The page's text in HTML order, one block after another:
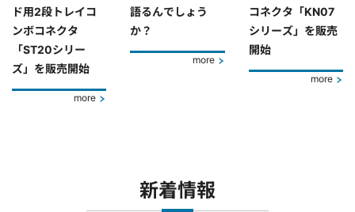
ド用2段トレイコ
ンボコネクタ
「ST20シリー
ズ」を販売開始
more
語るんでしょう
か？
more
コネクタ「KN07
シリーズ」を販売
開始
more
新着情報